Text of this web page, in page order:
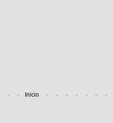
Inicio